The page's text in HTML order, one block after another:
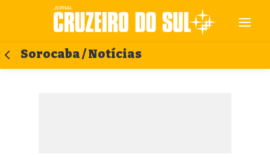
Sorocaba / Notícias